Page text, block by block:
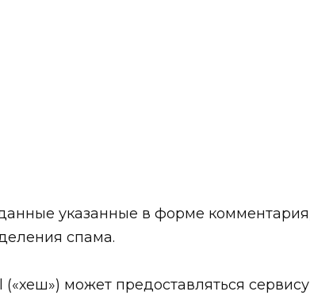
указанные в форме
спама.
может предоставляться